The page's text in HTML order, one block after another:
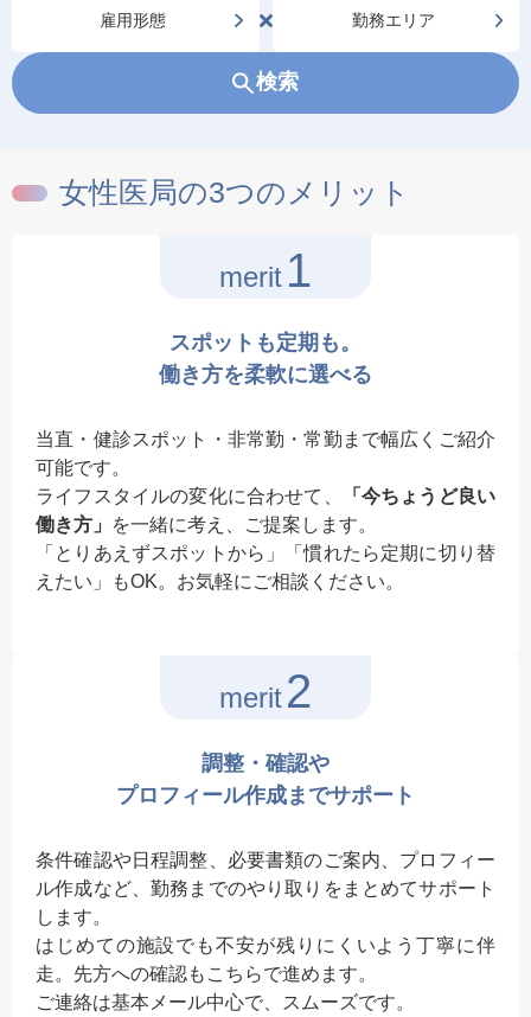
検索
女性医局の3つのメリット
merit 1
スポットも定期も。
働き方を柔軟に選べる
当直・健診スポット・非常勤・常勤まで幅広くご紹介
可能です。
ライフスタイルの変化に合わせて、
「今ちょうど良い
働き方」
を一緒に考え、ご提案します。
「とりあえずスポットから」「慣れたら定期に切り替
えたい」もOK。お気軽にご相談ください。
merit2
調整・確認や
プロフィール作成までサポート
条件確認や日程調整、必要書類のご案内、プロフィー
ル作成など、勤務までのやり取りをまとめてサポート
します。
はじめての施設でも不安が残りにくいよう丁寧に伴
走。先方への確認もこちらで進めます。
ご連絡は基本メール中心で、スムーズです。